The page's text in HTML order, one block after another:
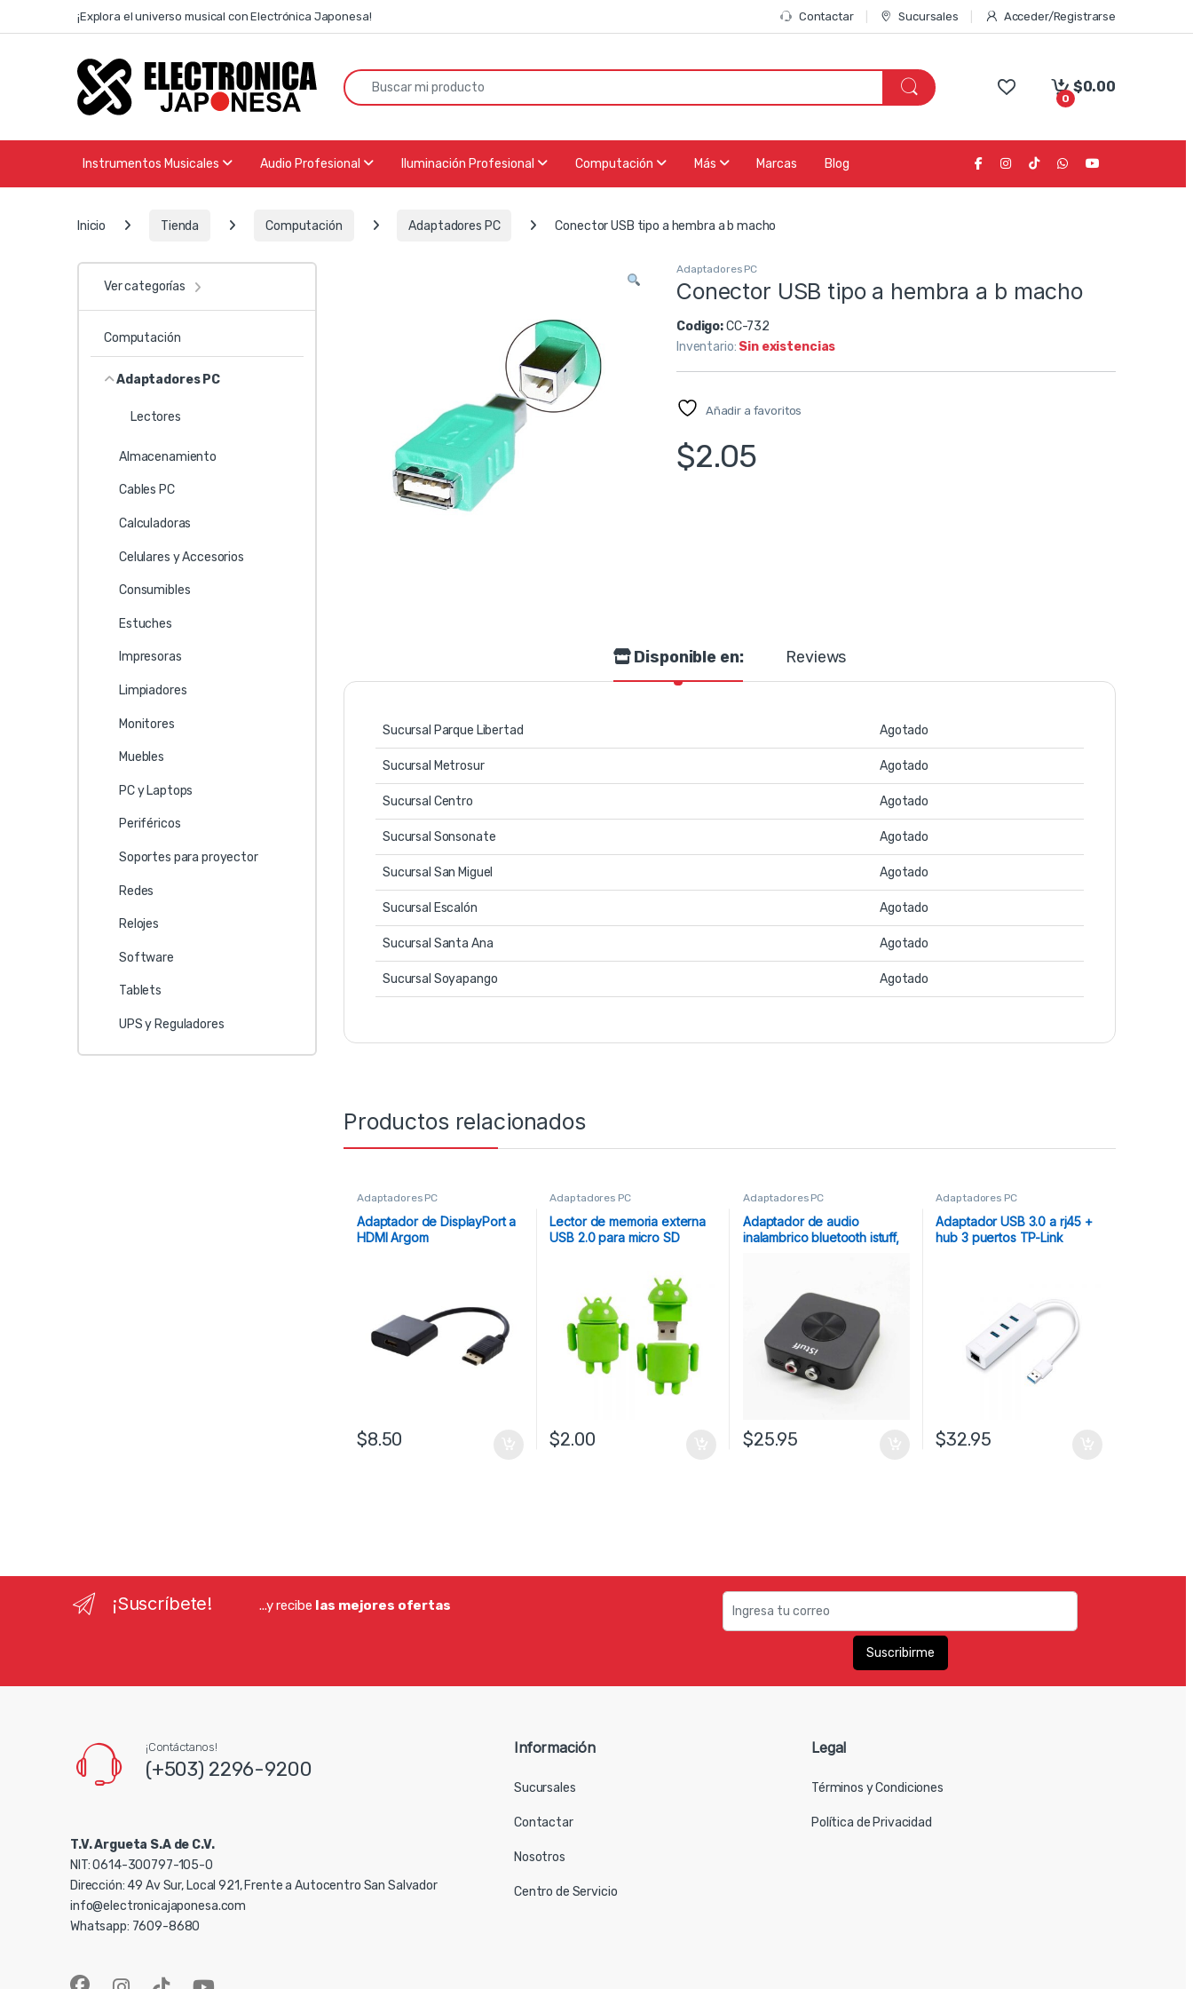
Skip to navigation
Skip to content¡Explora el universo musical con Electrónica Japonesa! Contactar Sucursales Acceder/Registrarse
Search for:
0
$0.00
Instrumentos Musicales Audio Profesional Iluminación Profesional Computación Más Marcas Blog
Inicio Tienda Computación Adaptadores PC Conector USB tipo a hembra a b macho
Adaptadores PC
Conector USB tipo a hembra a b macho
Codigo:CC-732
Inventario: Sin existencias
Añadir a favoritos
$2.05
Disponible en: Reviews
Sucursal Parque Libertad Agotado
Sucursal Metrosur Agotado
Sucursal Centro Agotado
Sucursal Sonsonate Agotado
Sucursal San Miguel Agotado
Sucursal Escalón Agotado
Sucursal Santa Ana Agotado
Sucursal Soyapango Agotado
Productos relacionados
Adaptadores PC
Adaptador de DisplayPort a
HDMI Argom
$8.50
Adaptadores PC
Lector de memoria externa
USB 2.0 para micro SD
$2.00
Adaptadores PC
Adaptador de audio
inalambrico bluetooth istuff,
$25.95
Adaptadores PC
Adaptador USB 3.0 a rj45 +
hub 3 puertos TP-Link
$32.95
Ver categorías
Computación
Adaptadores PC
Lectores
Almacenamiento
Cables PC
Calculadoras
Celulares y Accesorios
Consumibles
Estuches
Impresoras
Limpiadores
Monitores
Muebles
PC y Laptops
Periféricos
Soportes para proyector
Redes
Relojes
Software
Tablets
UPS y Reguladores
¡Suscríbete! ...y recibe las mejores ofertas
¡Contáctanos!
(+503) 2296-9200
T.V. Argueta S.A de C.V.
NIT: 0614-300797-105-0
Dirección: 49 Av Sur, Local 921, Frente a Autocentro San Salvador
info@electronicajaponesa.com
Whatsapp: 7609-8680
Información
Sucursales
Contactar
Nosotros
Centro de Servicio
Legal
Términos y Condiciones
Política de Privacidad